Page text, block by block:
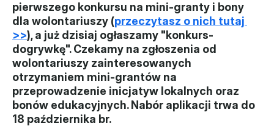
Karta zasad
Władze
Historia i działania
Narzędzie samooceny
pierwszego konkursu na mini-granty i bony
dla wolontariuszy (przeczytasz o nich tutaj
>>), a już dzisiaj ogłaszamy "konkurs-
dogrywkę". Czekamy na zgłoszenia od
wolontariuszy zainteresowanych
otrzymaniem mini-grantów na
przeprowadzenie inicjatyw lokalnych oraz
bonów edukacyjnych. Nabór aplikacji trwa do
18 października br.